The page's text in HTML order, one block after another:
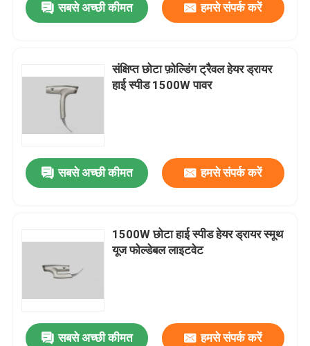
सबसे अच्छी कीमत हमसे संपर्क करें
संक्षिप्त छोटा फ़ोल्डिंग ट्रैवल हेयर ड्रायर
हाई स्पीड 1500W पावर
सबसे अच्छी कीमत हमसे संपर्क करें
1500W छोटा हाई स्पीड हेयर ड्रायर स्मूथ
यूज फोल्डेबल लाइटवेट
सबसे अच्छी कीमत हमसे संपर्क करें